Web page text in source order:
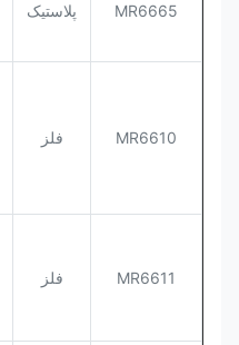
MR6665 پلاستیک
MR6610 فلز
MR6611 فلز